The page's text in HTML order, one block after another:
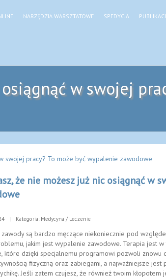
NARZĘDZIA WARSZTATOWE SPEDYCJA
w swojej
swojej pracy? To może być wypalenie zawodowe
że nie możesz już nic osiągnąć w
| Kategoria: Medycyna / Leczenie
są bardzo męczące niekoniecznie pod
jakim jest wypalenie zawodowe. Terapia jest
które dzięki specjalnemu programowi pozwoli znowu
fizyczną oraz zabiegami, a najważniejsze jest
Jeśli zatem czujesz, że również twoim